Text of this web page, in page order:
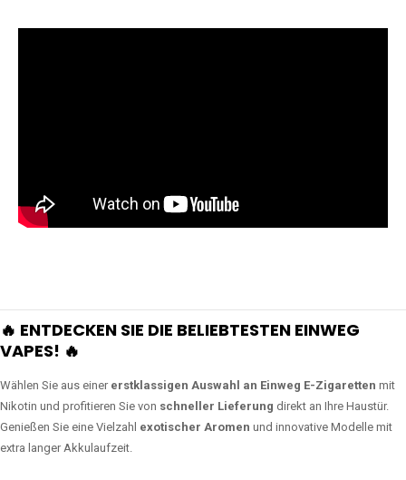
🔥 ENTDECKEN SIE DIE BELIEBTESTEN EINWEG
VAPES! 🔥
Wählen Sie aus einer erstklassigen Auswahl an Einweg E-Zigaretten mit
Nikotin und profitieren Sie von schneller Lieferung direkt an Ihre Haustür.
Genießen Sie eine Vielzahl exotischer Aromen und innovative Modelle mit
extra langer Akkulaufzeit.